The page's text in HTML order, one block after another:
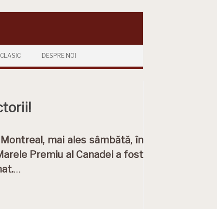
CLASIC DESPRE NOI
mai ales sâmbătă, în
Premiu al Canadei a fost
…